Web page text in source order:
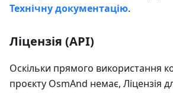
Технічну документацію.
Ліцензія (API)
Оскільки прямого використання
проєкту OsmAnd немає, Ліцензія